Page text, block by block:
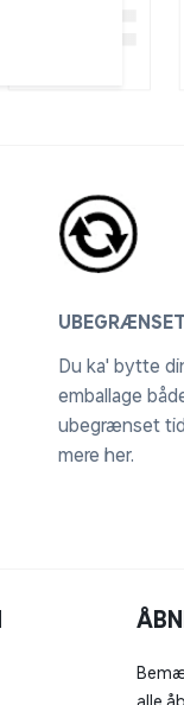
Du ka' bytte
emballage
ubegrænset
mere her.